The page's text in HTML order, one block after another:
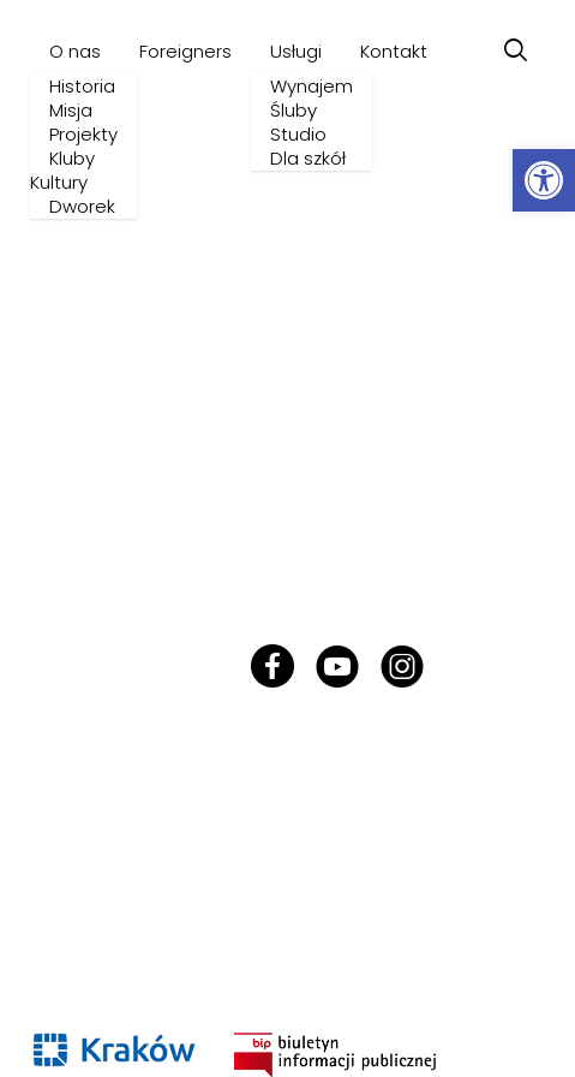
O nas
Historia
Misja
Projekty
Kluby
Kultury
Dworek
Foreigners
Usługi
Wynajem
Śluby
Studio
Dla szkół
Kontakt